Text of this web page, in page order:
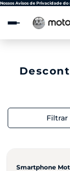
Observação:
site
um
acessibilidade.
Nossos Avisos de Privacidade
Filtrar
Smartphone